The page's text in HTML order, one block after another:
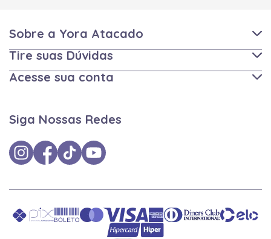
Sobre a Yora Atacado
Tire suas Dúvidas
Acesse sua conta
Siga Nossas Redes